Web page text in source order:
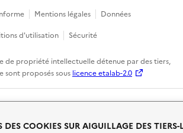
DES COOKIES SUR AIGUILLAGE DES TIERS-
Mentions légales
Données
d'utilisation Sécurité
de propriété intellectuelle détenue par des tiers,
sont proposés sous licence etalab-2.0